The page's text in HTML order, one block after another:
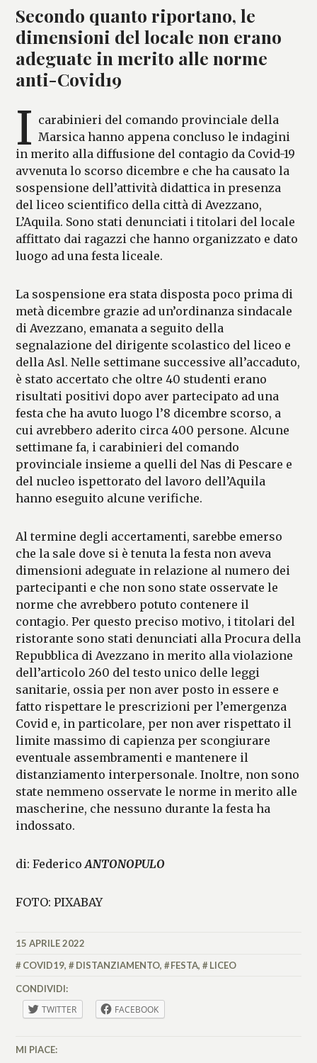
Secondo quanto riportano, le
dimensioni del locale non erano
adeguate in merito alle norme
anti-Covid19
I carabinieri del comando provinciale della
Marsica hanno appena concluso le indagini
in merito alla diffusione del contagio da Covid-19
avvenuta lo scorso dicembre e che ha causato la
sospensione dell’attività didattica in presenza
del liceo scientifico della città di Avezzano,
L’Aquila. Sono stati denunciati i titolari del locale
affittato dai ragazzi che hanno organizzato e dato
luogo ad una festa liceale.
La sospensione era stata disposta poco prima di
metà dicembre grazie ad un’ordinanza sindacale
di Avezzano, emanata a seguito della
segnalazione del dirigente scolastico del liceo e
della Asl. Nelle settimane successive all’accaduto,
è stato accertato che oltre 40 studenti erano
risultati positivi dopo aver partecipato ad una
festa che ha avuto luogo l’8 dicembre scorso, a
cui avrebbero aderito circa 400 persone. Alcune
settimane fa, i carabinieri del comando
provinciale insieme a quelli del Nas di Pescare e
del nucleo ispettorato del lavoro dell’Aquila
hanno eseguito alcune verifiche.
Al termine degli accertamenti, sarebbe emerso
che la sale dove si è tenuta la festa non aveva
dimensioni adeguate in relazione al numero dei
partecipanti e che non sono state osservate le
norme che avrebbero potuto contenere il
contagio. Per questo preciso motivo, i titolari del
ristorante sono stati denunciati alla Procura della
Repubblica di Avezzano in merito alla violazione
dell’articolo 260 del testo unico delle leggi
sanitarie, ossia per non aver posto in essere e
fatto rispettare le prescrizioni per l’emergenza
Covid e, in particolare, per non aver rispettato il
limite massimo di capienza per scongiurare
eventuale assembramenti e mantenere il
distanziamento interpersonale. Inoltre, non sono
state nemmeno osservate le norme in merito alle
mascherine, che nessuno durante la festa ha
indossato.
di: FedericoANTONOPULO
FOTO: PIXABAY
FEDERICO
15 APRILE 2022
COVID19, DISTANZIAMENTO, FESTA, LICEO
CONDIVIDI:
TWITTER FACEBOOK
MI PIACE: